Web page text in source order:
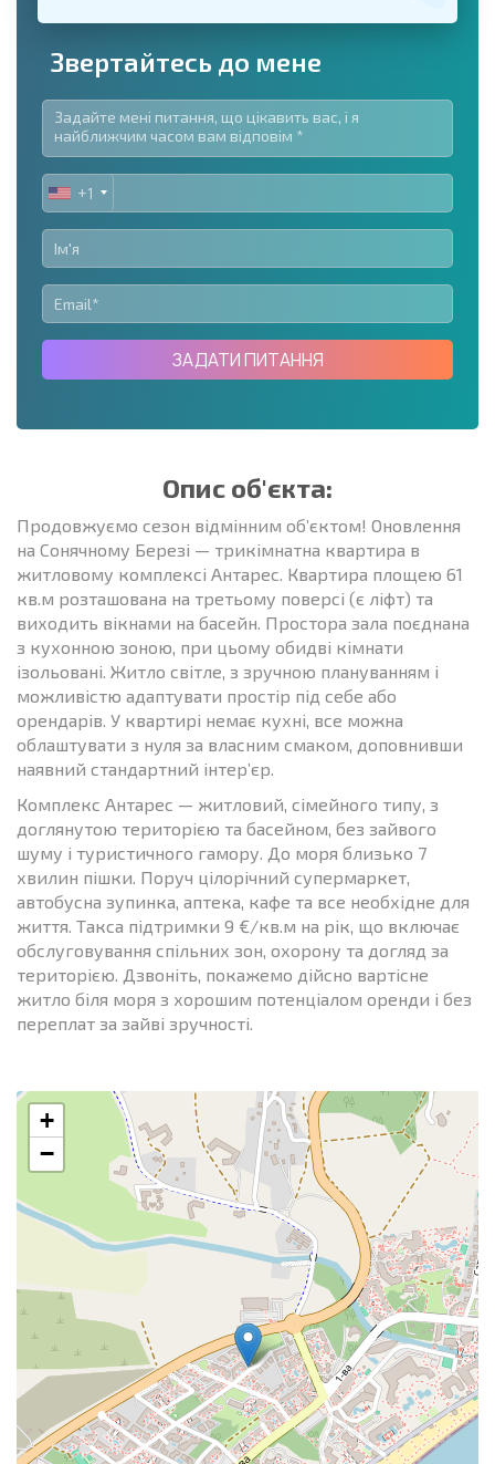
Звертайтесь до мене
UNITED
STATES
+1
+1
ЗАДАТИ ПИТАННЯ
Опис об'єкта:
Продовжуємо сезон відмінним об’єктом! Оновлення
на Сонячному Березі — трикімнатна квартира в
житловому комплексі Антарес. Квартира площею 61
кв.м розташована на третьому поверсі (є ліфт) та
виходить вікнами на басейн. Простора зала поєднана
з кухонною зоною, при цьому обидві кімнати
ізольовані. Житло світле, з зручною плануванням і
можливістю адаптувати простір під себе або
орендарів. У квартирі немає кухні, все можна
облаштувати з нуля за власним смаком, доповнивши
наявний стандартний інтер’єр.
Комплекс Антарес — житловий, сімейного типу, з
доглянутою територією та басейном, без зайвого
шуму і туристичного гамору. До моря близько 7
хвилин пішки. Поруч цілорічний супермаркет,
автобусна зупинка, аптека, кафе та все необхідне для
життя. Такса підтримки 9 €/кв.м на рік, що включає
обслуговування спільних зон, охорону та догляд за
територією. Дзвоніть, покажемо дійсно вартісне
житло біля моря з хорошим потенціалом оренди і без
переплат за зайві зручності.
+
−